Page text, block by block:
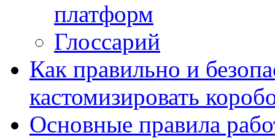
платформ
Глоссарий
Как правильно и
кастомизировать
Основные правила